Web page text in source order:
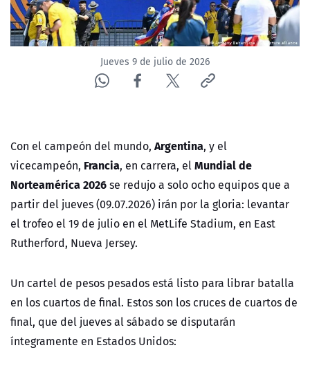
CORPORATIVO Y TRANSPARENCIA
CANAL DE DENUNCIAS
ÁREA DE PROYECTOS
Jueves 9 de julio de 2026
Con el campeón del mundo, Argentina, y el
vicecampeón, Francia, en carrera, elMundial de
Norteamérica 2026se redujo a solo ocho equipos que a
partir del jueves (09.07.2026) irán por la gloria: levantar
el trofeo el 19 de julio en el MetLife Stadium, en East
Rutherford, Nueva Jersey.
Un cartel de pesos pesados está listo para librar batalla
en los cuartos de final. Estos son los cruces de cuartos de
final, que del jueves al sábado se disputarán
íntegramente en Estados Unidos: